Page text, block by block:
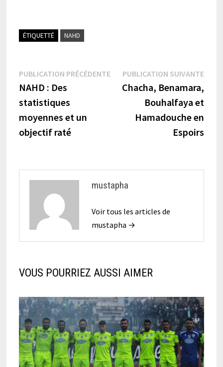
ÉTIQUETTÉ NAHD
Navigation
de
l’article
PUBLICATION PRÉCÉDENTEPublication
précédente :
NAHD : Des
statistiques
moyennes et un
objectif raté
PUBLICATION SUIVANTE
Chacha, Benamara,
Bouhalfaya et
Hamadouche en
Espoirs
mustapha
Voir tous les articles de
mustapha →
VOUS POURRIEZ AUSSI AIMER